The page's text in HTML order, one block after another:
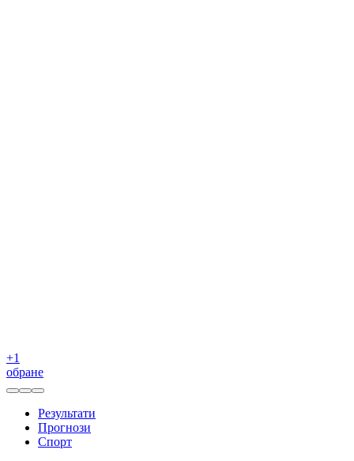
+1
обране
Результати
Прогнози
Спорт